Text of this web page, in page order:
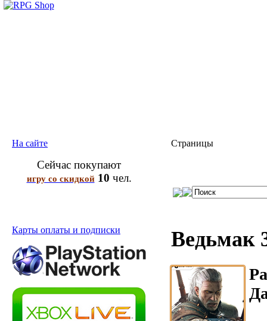
На сайте
Сейчас покупают
игру со скидкой 10 чел.
Карты оплаты и подписки
Страницы
Ведьмак